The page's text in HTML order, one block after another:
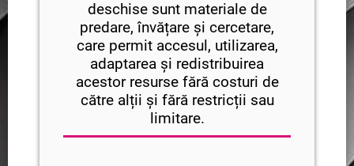
deschise sunt materiale de
predare, învățare și cercetare,
care permit accesul, utilizarea,
adaptarea și redistribuirea
acestor resurse fără costuri de
către alții și fără restricții sau
limitare.